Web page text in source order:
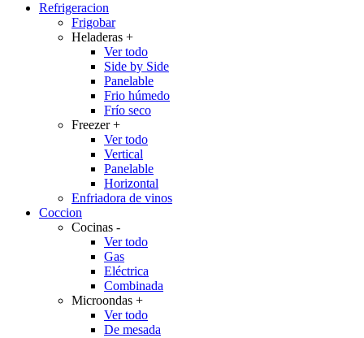
Refrigeracion
Frigobar
Heladeras +
Ver todo
Side by Side
Panelable
Frio húmedo
Frío seco
Freezer+
Ver todo
Vertical
Panelable
Horizontal
Enfriadora de vinos
Coccion
Cocinas -
Ver todo
Gas
Eléctrica
Combinada
Microondas +
Ver todo
De mesada